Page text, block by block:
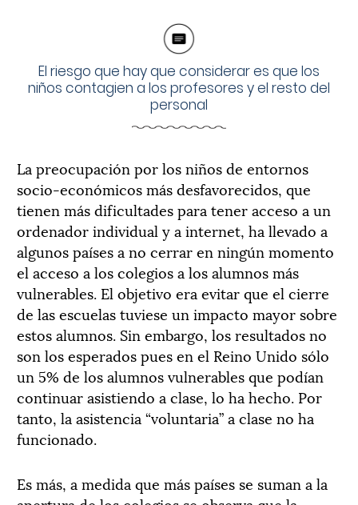
El riesgo que hay que considerar es que los
niños contagien a los profesores y el resto del
personal
La preocupación por los niños de entornos
socio-económicos más desfavorecidos, que
tienen más dificultades para tener acceso a un
ordenador individual y a internet, ha llevado a
algunos países a no cerrar en ningún momento
el acceso a los colegios a los alumnos más
vulnerables. El objetivo era evitar que el cierre
de las escuelas tuviese un impacto mayor sobre
estos alumnos. Sin embargo, los resultados no
son los esperados pues en el Reino Unido sólo
un 5% de los alumnos vulnerables que podían
continuar asistiendo a clase, lo ha hecho. Por
tanto, la asistencia “voluntaria” a clase no ha
funcionado.
Es más, a medida que más países se suman a la